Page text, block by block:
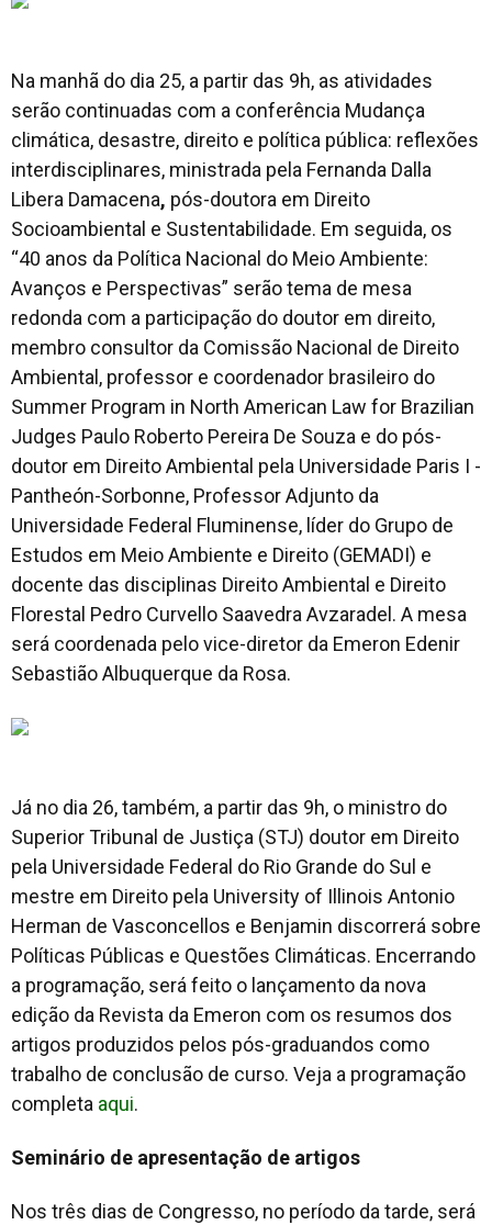
Na manhã do dia 25, a partir das 9h, as atividades
serão continuadas com a conferência Mudança
climática, desastre, direito e política pública: reflexões
interdisciplinares, ministrada pela Fernanda Dalla
Libera Damacena, pós-doutora em Direito
Socioambiental e Sustentabilidade. Em seguida, os
“40 anos da Política Nacional do Meio Ambiente:
Avanços e Perspectivas” serão tema de mesa
redonda com a participação do doutor em direito,
membro consultor da Comissão Nacional de Direito
Ambiental, professor e coordenador brasileiro do
Summer Program in North American Law for Brazilian
Judges Paulo Roberto Pereira De Souza e do pós-
doutor em Direito Ambiental pela Universidade Paris I -
Pantheón-Sorbonne, Professor Adjunto da
Universidade Federal Fluminense, líder do Grupo de
Estudos em Meio Ambiente e Direito (GEMADI) e
docente das disciplinas Direito Ambiental e Direito
Florestal Pedro Curvello Saavedra Avzaradel. A mesa
será coordenada pelo vice-diretor da Emeron Edenir
Sebastião Albuquerque da Rosa.
Já no dia 26, também, a partir das 9h, o ministro do
Superior Tribunal de Justiça (STJ) doutor em Direito
pela Universidade Federal do Rio Grande do Sul e
mestre em Direito pela University of Illinois Antonio
Herman de Vasconcellos e Benjamin discorrerá sobre
Políticas Públicas e Questões Climáticas. Encerrando
a programação, será feito o lançamento da nova
edição da Revista da Emeron com os resumos dos
artigos produzidos pelos pós-graduandos como
trabalho de conclusão de curso. Veja a programação
completa aqui.
Seminário de apresentação de artigos
Nos três dias de Congresso, no período da tarde, será